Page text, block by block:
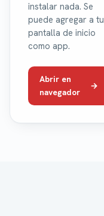
instalar nada. Se
puede agregar a tu
pantalla de inicio
como app.
Abrir en
navegador